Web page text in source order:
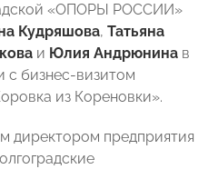
«ОПОРЫ РОССИИ»
Кудряшова, Татьяна
и Юлия Андрюнина в
с бизнес-визитом
из Кореновки».
директором предприятия